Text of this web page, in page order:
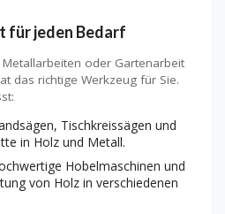
für jeden Bedarf
oder Gartenarbeit
das richtige Werkzeug für Sie.
Tischkreissägen und
in Holz und Metall.
Hobelmaschinen und
von Holz in verschiedenen